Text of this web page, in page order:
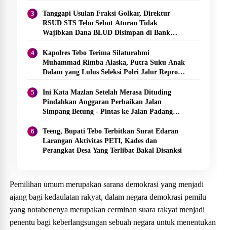
Tanggapi Usulan Fraksi Golkar, Direktur
RSUD STS Tebo Sebut Aturan Tidak
Wajibkan Dana BLUD Disimpan di Bank
Kapolres Tebo Terima Silaturahmi
Muhammad Rimba Alaska, Putra Suku Anak
Dalam yang Lulus Seleksi Polri Jalur Repro
Ini Kata Mazlan Setelah Merasa Dituding
Pindahkan Anggaran Perbaikan Jalan
Simpang Betung - Pintas ke Jalan Padang
Teeng, Bupati Tebo Terbitkan Surat Edaran
Larangan Aktivitas PETI, Kades dan
Perangkat Desa Yang Terlibat Bakal Disanksi
Pemilihan umum merupakan sarana demokrasi yang menjadi
ajang bagi kedaulatan rakyat, dalam negara demokrasi pemilu
yang notabenenya merupakan cerminan suara rakyat menjadi
penentu bagi keberlangsungan sebuah negara untuk menentukan